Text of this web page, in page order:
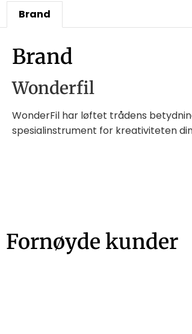
Brand
Brand
Wonderfil
WonderFil har løftet trådens
spesialinstrument for kreativiteten
Fornøyde kunder